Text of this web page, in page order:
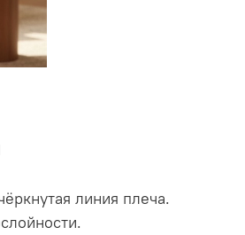
линия плеча.